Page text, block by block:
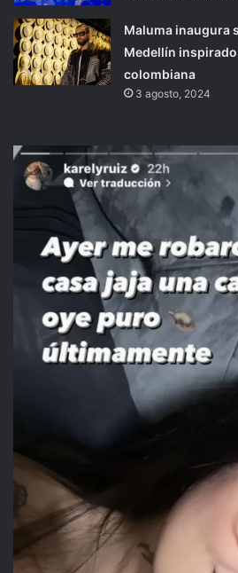
Maluma inaugura
Medellín
colombiana
3 agosto, 2024